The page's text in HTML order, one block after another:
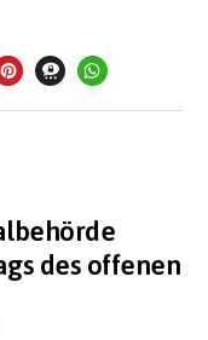
des offenen